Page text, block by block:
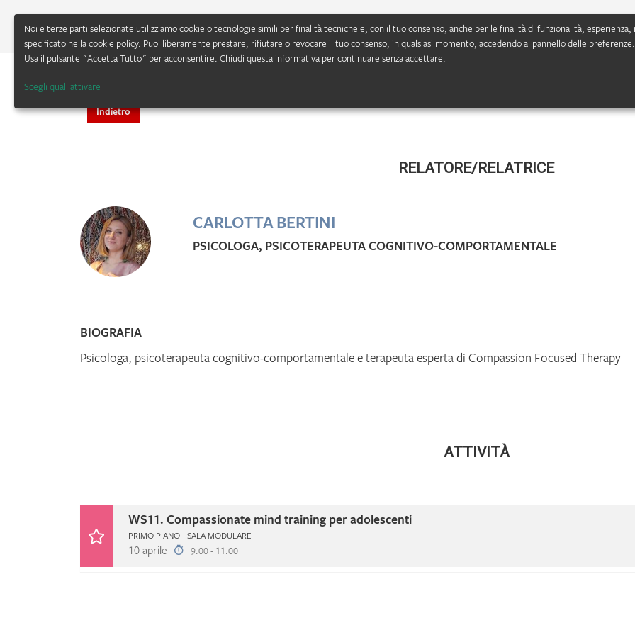
Indietro
RELATORE/RELATRICE
CARLOTTA BERTINI
PSICOLOGA, PSICOTERAPEUTA COGNITIVO-COMPORTAMENTALE
BIOGRAFIA
Psicologa, psicoterapeuta cognitivo-comportamentale e terapeuta esperta di Compassion Focused Therapy
ATTIVITÀ
WS11. Compassionate mind training per adolescenti
PRIMO PIANO - SALA MODULARE
10 aprile 9.00 - 11.00
Noi e terze parti selezionate utilizziamo cookie o tecnologie simili per finalità tecniche e, con il tuo consenso, anche per le finalità di funzionalità,
specificato nella cookie policy. Puoi liberamente prestare, rifiutare o revocare il tuo consenso, in qualsiasi momento, accedendo al pannello delle
Usa il pulsante "Accetta Tutto" per acconsentire. Chiudi questa informativa per continuare senza accettare.
Scegli quali attivare